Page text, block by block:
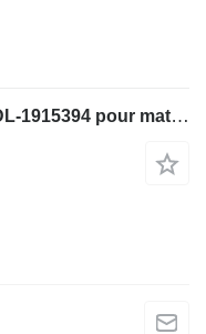
Moteur Caterpillar Noyau C12 BDL-1915394 pour matériel de TP